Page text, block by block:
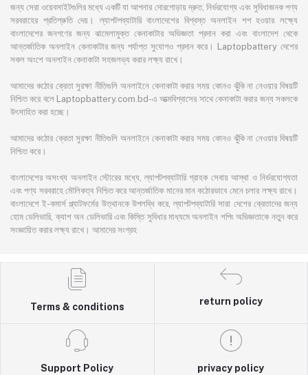
জন্য সেরা ওয়েবসাইটগুলির মধ্যে একটি যা আপনার দোরগোড়ায় দ্রুত, নির্ভরযোগ্য এবং সুবিধাজনক পণ্য
সরবরাহের প্রতিশ্রুতি দেয়। ল্যাপটপব্যাটারি বাংলাদেশের বিশ্বস্ত অনলাইন শপ হওয়ার লক্ষ্যে
বাংলাদেশের জনগণের জন্য ঝামেলামুক্ত কেনাকাটার অভিজ্ঞতা প্রদান করা এবং বাংলাদেশ থেকে
আন্তর্জাতিক অনলাইন কেনাকাটার জন্য পর্যাপ্ত সুযোগও প্রদান করে। Laptopbattery দেশের
সকল অংশে অনলাইন কেনাকাটা সহজলভ্য করার লক্ষ্য রাখে।
আমাদের কঠোর ক্রেতা সুরক্ষা নীতিগুলি অনলাইনে কেনাকাটা করার সময় কোনও ঝুঁকি না নেওয়ার বিষয়টি
নিশ্চিত করে বলে Laptopbattery.com.bd-এ আত্মবিশ্বাসের সাথে কেনাকাটা করার জন্য সকলকে
উৎসাহিত করা হচ্ছে।
আমাদের কঠোর ক্রেতা সুরক্ষা নীতিগুলি অনলাইনে কেনাকাটা করার সময় কোনও ঝুঁকি না নেওয়ার বিষয়টি
নিশ্চিত করে।
বাংলাদেশের অসংখ্য অনলাইন স্টোরের মধ্যে, ল্যাপটপব্যাটারি গ্রাহক সেবায় আস্থা ও নির্ভরযোগ্যতা
এবং পণ্য সরবরাহে মৌলিকত্ব নিশ্চিত করে আন্তর্জাতিক মানের মান কঠোরভাবে মেনে চলার লক্ষ্য রাখে।
বাংলাদেশে ই-কমার্স প্ল্যাটফর্মের উত্থানকে উপলব্ধি করে, ল্যাপটপব্যাটারি সারা দেশের ক্রেতাদের জন্য
হোম ডেলিভারি, ক্যাশ অন ডেলিভারি এবং কিস্তি সুবিধার মাধ্যমে অনলাইন শপিং অভিজ্ঞতাকে নতুন করে
সংজ্ঞায়িত করার লক্ষ্য রাখে। আমাদের সংগ্রহ
Terms & conditions
return policy
Support Policy privacy policy